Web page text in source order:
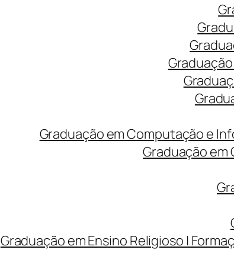
Graduação em Computação e
Graduação em
Graduação em Ensino Religioso |